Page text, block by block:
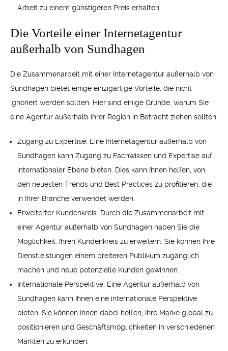
Arbeit zu einem günstigeren Preis erhalten.
Die Vorteile einer Internetagentur
außerhalb von Sundhagen
Die Zusammenarbeit mit einer Internetagentur außerhalb von
Sundhagen bietet einige einzigartige Vorteile, die nicht
ignoriert werden sollten. Hier sind einige Gründe, warum Sie
eine Agentur außerhalb Ihrer Region in Betracht ziehen sollten:
Zugang zu Expertise: Eine Internetagentur außerhalb von
Sundhagen kann Zugang zu Fachwissen und Expertise auf
internationaler Ebene bieten. Dies kann Ihnen helfen, von
den neuesten Trends und Best Practices zu profitieren, die
in Ihrer Branche verwendet werden.
Erweiterter Kundenkreis: Durch die Zusammenarbeit mit
einer Agentur außerhalb von Sundhagen haben Sie die
Möglichkeit, Ihren Kundenkreis zu erweitern. Sie können Ihre
Dienstleistungen einem breiteren Publikum zugänglich
machen und neue potenzielle Kunden gewinnen.
Internationale Perspektive: Eine Agentur außerhalb von
Sundhagen kann Ihnen eine internationale Perspektive
bieten. Sie können Ihnen dabei helfen, Ihre Marke global zu
positionieren und Geschäftsmöglichkeiten in verschiedenen
Märkten zu erkunden.